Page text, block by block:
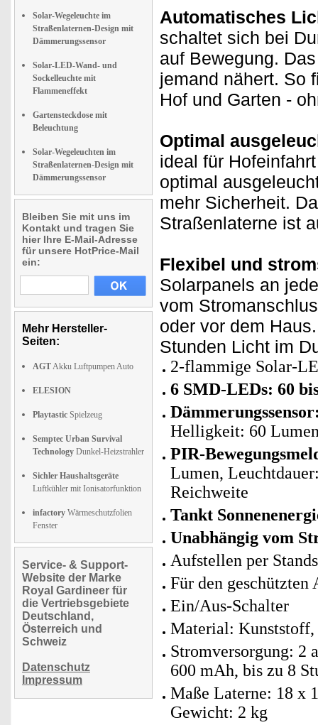
Solar-Wegeleuchte im
Straßenlaternen-Design mit
Dämmerungssensor
Solar-LED-Wand- und
Sockelleuchte mit
Flammeneffekt
Gartensteckdose mit
Beleuchtung
Solar-Wegeleuchten im
Straßenlaternen-Design mit
Dämmerungssensor
Bleiben Sie mit uns im
Kontakt und tragen Sie
hier Ihre E-Mail-Adresse
für unsere HotPrice-Mail
ein:
Mehr Hersteller-
Seiten:
AGTAkku Luftpumpen Auto
ELESION
Playtastic Spielzeug
Semptec Urban Survival
Technology Dunkel-Heizstrahler
Sichler Haushaltsgeräte
Luftkühler mit Ionisatorfunktion
infactory Wärmeschutzfolien
Fenster
Service- & Support-
Website der Marke
Royal Gardineer für
die Vertriebsgebiete
Deutschland,
Österreich und
Schweiz
Datenschutz
Impressum
Automatisches
schaltet sich bei
auf Bewegung.
jemand nähert. So
Hof und Garten -
Optimal
ideal für
optimal
mehr Sicherheit.
Straßenlaterne ist
Flexibel und
Solarpanels an
vom
oder vor dem
Stunden Licht im
2-flammige Solar-
6 SMD-LEDs: 60
Helligkeit: 60
PIR-
Lumen,
Reichweite
Tankt
Unabhängig vom
Aufstellen per
Für den geschützten
Ein/Aus-Schalter
Material:
Stromversorgung: 2
600 mAh, bis zu 8
Maße Laterne: 18 x
Gewicht: 2 kg